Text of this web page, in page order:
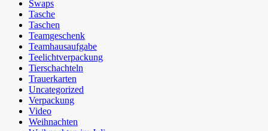
Swaps
Tasche
Taschen
Teamgeschenk
Teamhausaufgabe
Teelichtverpackung
Tierschachteln
Trauerkarten
Uncategorized
Verpackung
Video
Weihnachten